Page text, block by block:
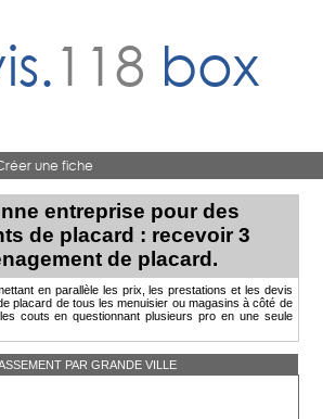
118 box
une fiche
entreprise pour des
de placard : recevoir 3
de placard.
en parallèle les prix, les prestations et les devis
placard de tous les menuisier ou magasins à côté de
couts en questionnant plusieurs pro en une seule
PAR GRANDE VILLE